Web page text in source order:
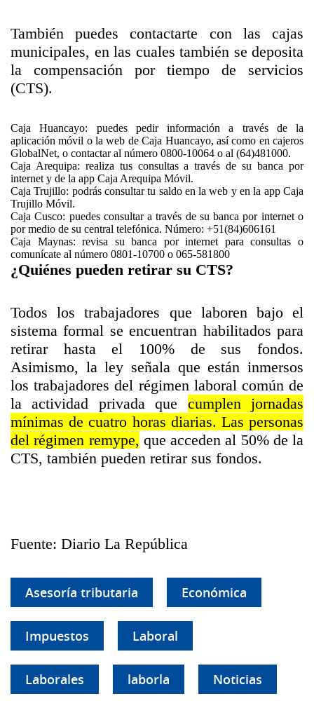
También puedes contactarte con las cajas
municipales, en las cuales también se deposita
la compensación por tiempo de servicios
(CTS).
Caja Huancayo: puedes pedir información a través de la
aplicación móvil o la web de Caja Huancayo, así como en cajeros
GlobalNet, o contactar al número 0800-10064 o al (64)481000.
Caja Arequipa: realiza tus consultas a través de subanca por
internet y de la app Caja Arequipa Móvil.
Caja Trujillo: podrás consultar tu saldo en la web y en la app Caja
Trujillo Móvil.
Caja Cusco: puedes consultar através de su banca por interneto
por medio de su central telefónica. Número: +51(84)606161
Caja Maynas: revisa subanca por internet para consultas o
comunícate al número 0801-10700 o 065-581800
¿Quiénes pueden retirar su CTS?
Todos los trabajadores que laboren bajo el
sistema formal se encuentran habilitados para
retirar hasta el 100% de sus fondos.
Asimismo, la ley señala que están inmersos
los trabajadores del régimen laboral común de
la actividad privada que cumplen jornadas
mínimas de cuatro horas diarias. Las personas
del régimen remype, que acceden al 50% de la
CTS, también pueden retirar sus fondos.
Fuente: Diario La República
Asesoría tributaria Económica
Impuestos Laboral
Laborales laborla Noticias